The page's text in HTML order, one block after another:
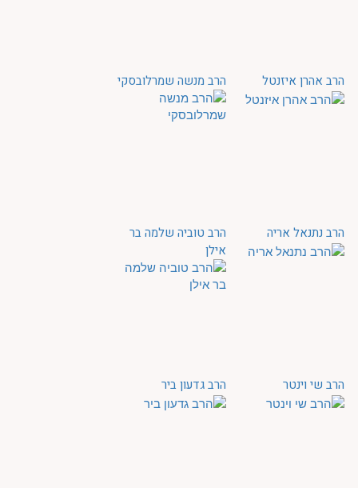
הרב אהרן איזנטל הרב מנשה שמרלובסקי
הרב נתנאל אריה
הרב טוביה שלמה בר
אילן
הרב שי וינטר הרב גדעון ביר